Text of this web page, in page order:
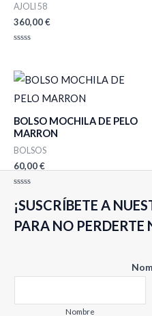
AJOLI 58
360,00€
de
5
BOLSO MOCHILA DE PELO
MARRON
BOLSOS
60,00€
con
0
5
¡SUSCRÍBETE A
PARA NO PERDERTE
Nombre